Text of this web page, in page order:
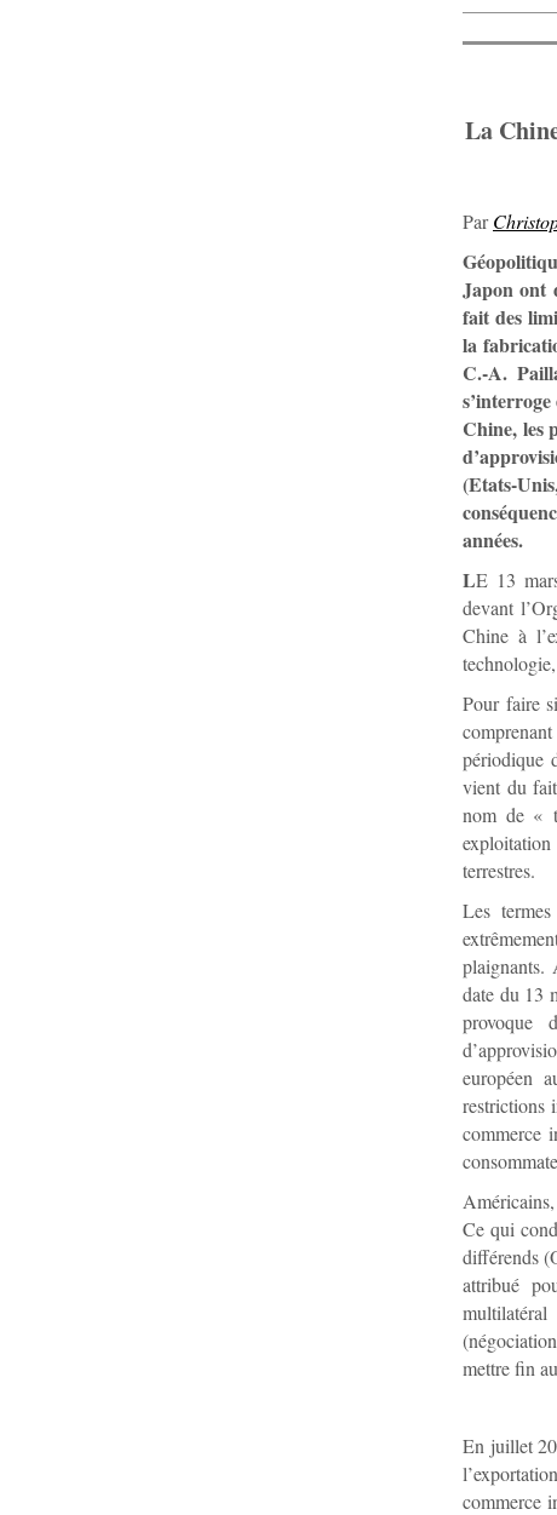
La
Par
Japon ont
fait des
la
C.-A.
Chine, les
(Etats-
années.
LE 13
devant
Chine à
Pour faire
périodique
vient du
nom de «
terrestres.
Les
plaignants.
date du 13
provoque
européen
restrictions
commerce
Ce qui
différends
attribué
mettre fin
En juillet
commerce